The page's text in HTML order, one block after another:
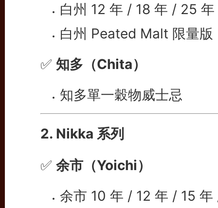
白州 12 年 / 18 年 / 25 年
白州 Peated Malt 限量版
✅ 知多（Chita）
知多單一穀物威士忌
2. Nikka 系列
✅ 余市（Yoichi）
余市 10 年 / 12 年 / 15